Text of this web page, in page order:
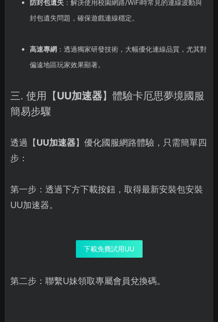
防封包遺失：解決使用校園網路/WiFi時常見的連線波動與
封包遺失問題，確保遊戲連線穩定。
高速專網 ：透過獨家研發技術，大幅優化連線品質，尤其對
偏遠地區玩家效果顯著。
三. 使用【UU加速器】體驗卡厄思夢境國服
簡易步驟
透過【UU加速器】優化國服網路體驗，只需簡單四
步：
第一步：透過下方下載按鈕，取得最新安裝包安裝
UU加速器。
下載免費試用UU
第二步：聯繫U妹領取專屬會員兌換碼。